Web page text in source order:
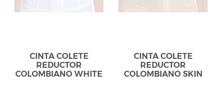
CINTA COLETE
REDUCTOR
COLOMBIANO WHITE
CINTA COLETE
REDUCTOR
COLOMBIANO SKIN